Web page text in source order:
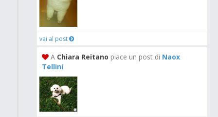
vai al post
A Chiara Reitano piace un post di Naox
Tellini